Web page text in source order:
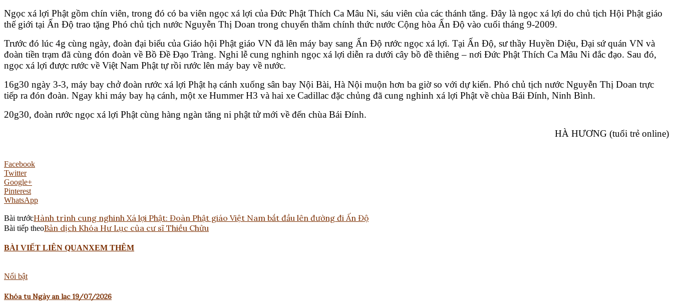
Ngọc xá lợi Phật gồm chín viên, trong đó có ba viên ngọc xá lợi của Đức Phật Thích Ca Mâu Ni, sáu viên của các thánh tăng. Đây là ngọc xá lợi do chủ tịch Hội Phật giáo
thế giới tại Ấn Độ trao tặng Phó chủ tịch nước Nguyễn Thị Doan trong chuyến thăm chính thức nước Cộng hòa Ấn Độ vào cuối tháng 9-2009.
Trước đó lúc 4g cùng ngày, đoàn đại biểu của Giáo hội Phật giáo VN đã lên máy bay sang Ấn Độ rước ngọc xá lợi. Tại Ấn Độ, sư thầy Huyền Diệu, Đại sứ quán VN và
đoàn tiền trạm đã cùng đón đoàn về Bồ Đề Đạo Tràng. Nghi lễ cung nghinh ngọc xá lợi diễn ra dưới cây bồ đề thiêng – nơi Đức Phật Thích Ca Mâu Ni đắc đạo. Sau đó,
ngọc xá lợi được rước về Việt Nam Phật tự rồi rước lên máy bay về nước.
16g30 ngày 3-3, máy bay chở đoàn rước xá lợi Phật hạ cánh xuống sân bay Nội Bài, Hà Nội muộn hơn ba giờ so với dự kiến. Phó chủ tịch nước Nguyễn Thị Doan trực
tiếp ra đón đoàn. Ngay khi máy bay hạ cánh, một xe Hummer H3 và hai xe Cadillac đặc chủng đã cung nghinh xá lợi Phật về chùa Bái Đính, Ninh Bình.
20g30, đoàn rước ngọc xá lợi Phật cùng hàng ngàn tăng ni phật tử mới về đến chùa Bái Đính.
HÀ HƯƠNG (tuổi trẻ online)
Facebook
Twitter
Google+
Pinterest
WhatsApp
Bài trướcHành trình cung nghinh Xá lợi Phật: Đoàn Phật giáo Việt Nam bắt đầu lên đường đi Ấn Độ
Bài tiếp theoBản dịch Khóa Hư Lục của cư sĩ Thiều Chửu
BÀI VIẾT LIÊN QUANXEM THÊM
Nổi bật
Khóa tu Ngày an lạc 19/07/2026